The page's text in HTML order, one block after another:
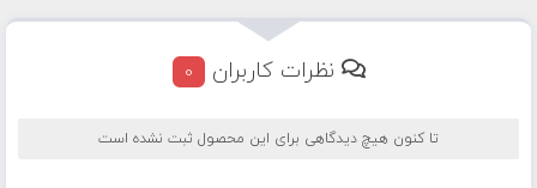
نظرات کاربران 0
تا کنون هیچ دیدگاهی برای این محصول ثبت نشده است